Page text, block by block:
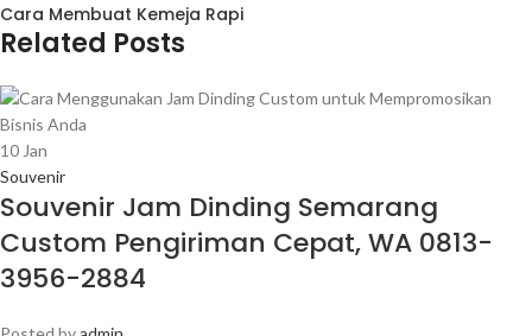
Cara Membuat Kemeja Rapi
Related Posts
10Jan
Souvenir
Souvenir Jam Dinding Semarang
Custom Pengiriman Cepat, WA 0813-
3956-2884